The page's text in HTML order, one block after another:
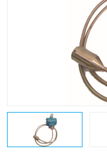
流量仪表